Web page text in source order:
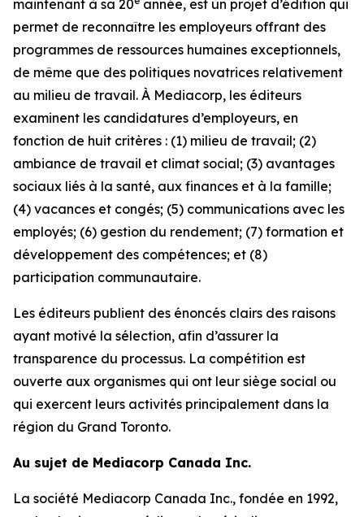
maintenant à sa 20
année, est un projet d’édition qui
permet de reconnaître les employeurs offrant des
programmes de ressources humaines exceptionnels,
de même que des politiques novatrices relativement
au milieu de travail. À Mediacorp, les éditeurs
examinent les candidatures d’employeurs, en
fonction de huit critères : (1) milieu de travail; (2)
ambiance de travail et climat social; (3) avantages
sociaux liés à la santé, aux finances et à la famille;
(4) vacances et congés; (5) communications avec les
employés; (6) gestion du rendement; (7) formation et
développement des compétences; et (8)
participation communautaire.
Les éditeurs publient des énoncés clairs des raisons
ayant motivé la sélection, afin d’assurer la
transparence du processus. La compétition est
ouverte aux organismes qui ont leur siège social ou
qui exercent leurs activités principalement dans la
région du Grand Toronto.
Au sujet de Mediacorp Canada Inc.
La société Mediacorp Canada Inc., fondée en 1992,